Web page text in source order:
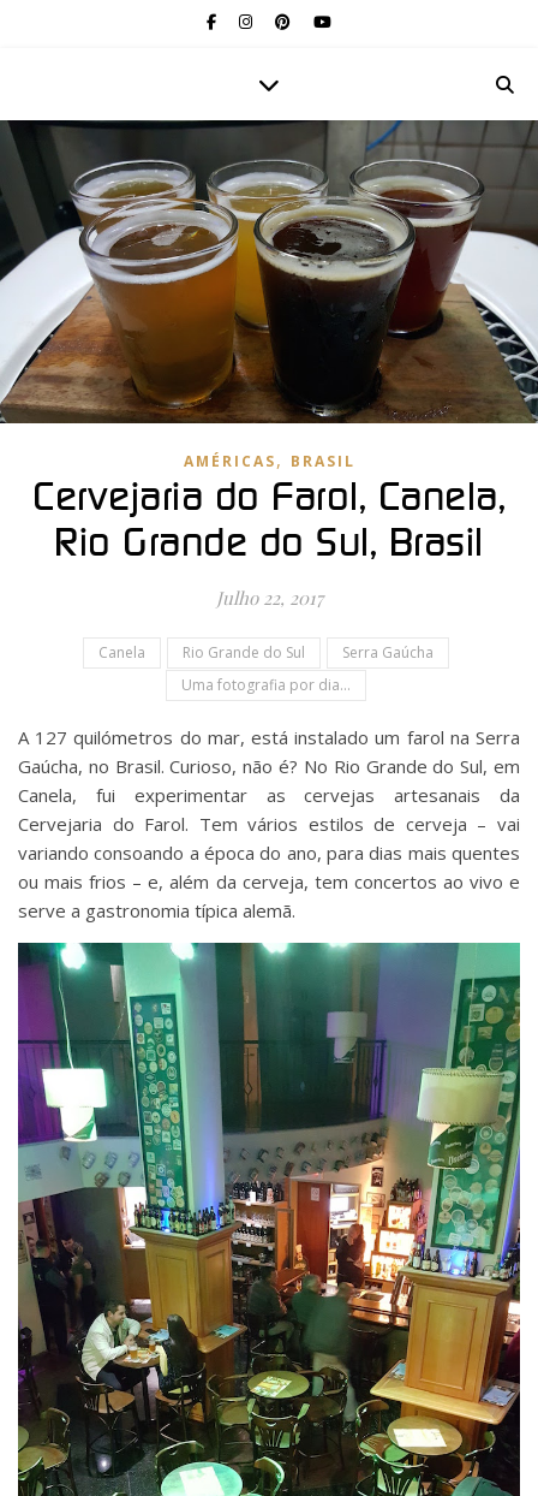
AMÉRICAS, BRASIL
Cervejaria do Farol, Canela,
Rio Grande do Sul, Brasil
Julho 22, 2017
Canela Rio Grande do Sul
Serra Gaúcha
Uma fotografia por dia...
A 127 quilómetros do mar, está instalado um farol na Serra
Gaúcha, no Brasil. Curioso, não é? No Rio Grande do Sul, em
Canela, fui experimentar as cervejas artesanais da
Cervejaria do Farol. Tem vários estilos de cerveja – vai
variando consoando a época do ano, para dias mais quentes
ou mais frios – e, além da cerveja, tem concertos ao vivo e
serve a gastronomia típica alemã.